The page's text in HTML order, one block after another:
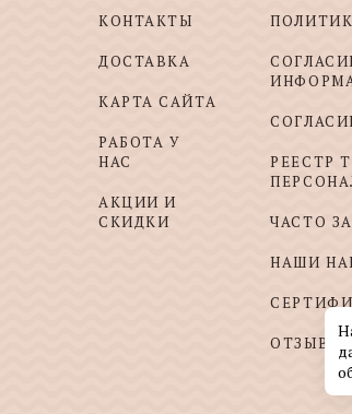
КОНТАКТЫ
ДОСТАВКА
КАРТА САЙТА
РАБОТА У
НАС
АКЦИИ И
СКИДКИ
РЕЕСТР
ЧАСТО
НАШИ
ОТЗЫВЫ